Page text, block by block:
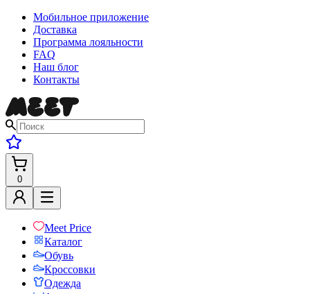
Мобильное приложение
Доставка
Программа лояльности
FAQ
Наш блог
Контакты
0
Meet Price
Каталог
Обувь
Кроссовки
Одежда